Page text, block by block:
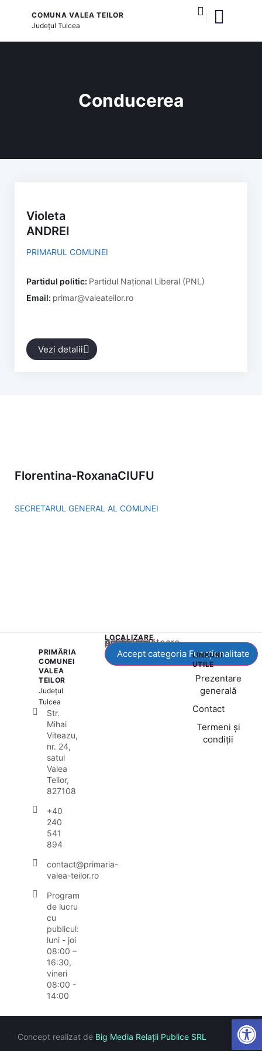
COMUNA VALEA TEILOR
JudețulTulcea
Conducerea
Violeta
ANDREI
PRIMARUL COMUNEI
Partidul politic: Partidul Național Liberal (PNL)
Email: primar@valeateilor.ro
Vezi detalii
Florentina-RoxanaCIUFU
SECRETARUL GENERAL AL COMUNEI
PRIMĂRIA
COMUNEI
VALEA
TEILOR
Județul
Tulcea
Str.
Mihai
Viteazu,
nr. 24,
satul
Valea
Teilor,
827108
+40
240
541
894
contact@primaria-
valea-teilor.ro
Program
de lucru
cu
publicul:
luni - joi
08:00 –
16:30,
vineri
08:00 -
14:00
LOCALIZARE
Acest conținut este blocat până când acceptați categoria corespunzătoare de cookie-uri.
Accept categoria Funcționalitate
LINKURI
UTILE
Prezentare
generală
Contact
Termeni și
condiții
Concept realizat de Big Media Relații Publice SRL